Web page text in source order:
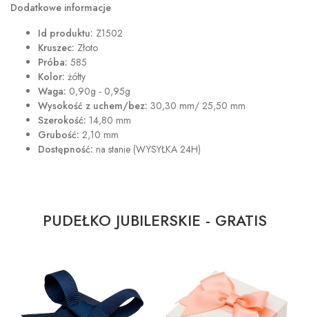
Dodatkowe informacje
Id produktu: Z1502
Kruszec: Złoto
Próba: 585
Kolor: żółty
Waga: 0,90g - 0,95g
Wysokość z uchem/bez: 30,30 mm/ 25,50 mm
Szerokość: 14,80 mm
Grubość: 2,10 mm
Dostępność: na stanie (WYSYŁKA 24H)
PUDEŁKO JUBILERSKIE - GRATIS